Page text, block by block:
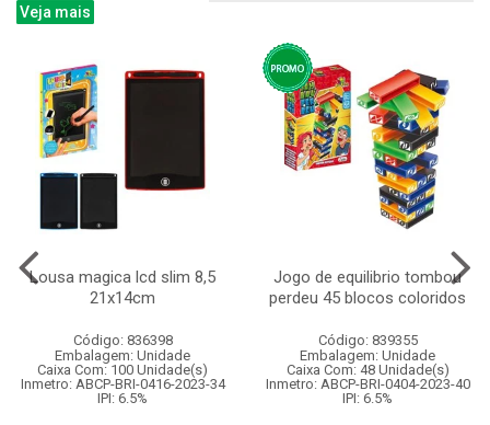
Veja mais
Lousa magica lcd slim 8,5
21x14cm
Código: 836398
Embalagem: Unidade
Caixa Com: 100 Unidade(s)
Inmetro: ABCP-BRI-0416-2023-34
IPI: 6.5%
Jogo de equilibrio tombou
perdeu 45 blocos coloridos
Código: 839355
Embalagem: Unidade
Caixa Com: 48 Unidade(s)
Inmetro: ABCP-BRI-0404-2023-40
IPI: 6.5%